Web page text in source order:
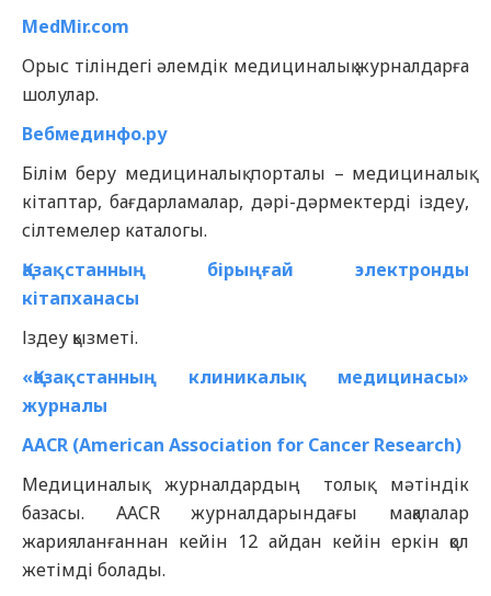
MedMir.com
Орыс тіліндегі әлемдік медициналық журналдарға
шолулар.
Вебмединфо.ру
Білім беру медициналық порталы – медициналық
кітаптар, бағдарламалар, дәрі-дәрмектерді іздеу,
сілтемелер каталогы.
Қазақстанның бірыңғай электронды
кітапханасы
Іздеу қызметі.
«Қазақстанның клиникалық медицинасы»
журналы
AACR (American Association for Cancer Research)
Медициналық журналдардың толық мәтіндік
базасы. AACR журналдарындағы мақалалар
жарияланғаннан кейін 12 айдан кейін еркін қол
жетімді болады.